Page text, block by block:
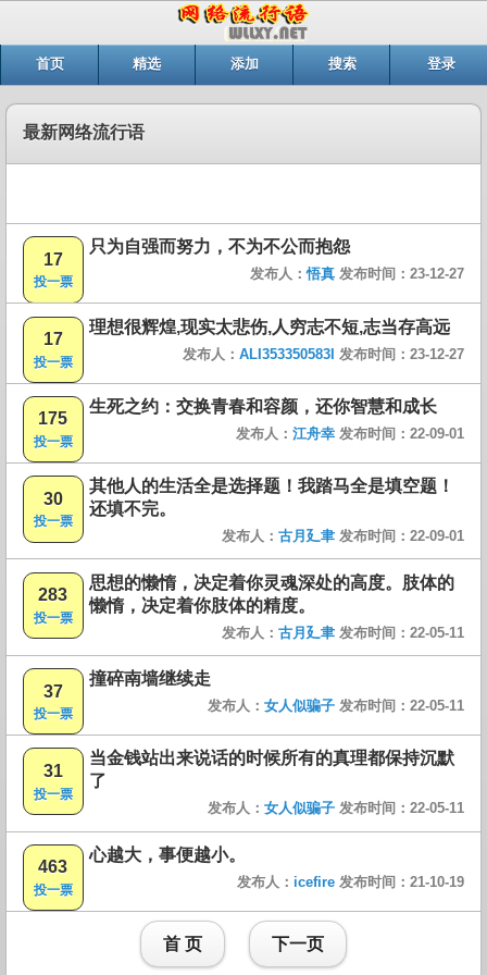
首页 精选 添加 搜索 登录
最新网络流行语
17
投一票
只为自强而努力，不为不公而抱怨
发布人：悟真 发布时间：23-12-27
17
投一票
理想很辉煌,现实太悲伤,人穷志不短,志当存高远
发布人： ALI353350583I 发布时间：23-12-27
175
投一票
生死之约：交换青春和容颜，还你智慧和成长
发布人： 江舟幸 发布时间：22-09-01
30
投一票
其他人的生活全是选择题！我踏马全是填空题！
还填不完。
发布人： 古月廴聿 发布时间：22-09-01
283
投一票
思想的懒惰，决定着你灵魂深处的高度。肢体的
懒惰，决定着你肢体的精度。
发布人： 古月廴聿 发布时间：22-05-11
37
投一票
撞碎南墙继续走
发布人： 女人似骗子 发布时间：22-05-11
31
投一票
当金钱站出来说话的时候所有的真理都保持沉默
了
发布人： 女人似骗子 发布时间：22-05-11
463
投一票
心越大，事便越小。
发布人： icefire 发布时间：21-10-19
首 页 下一页